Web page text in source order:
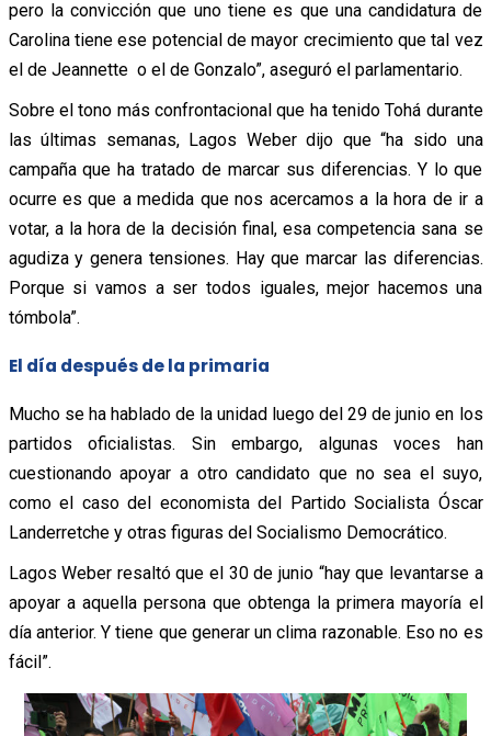
pero la convicción que uno tiene es que una candidatura de
Carolina tiene ese potencial de mayor crecimiento que tal vez
el de Jeannette o el de Gonzalo”, aseguró el parlamentario.
Sobre el tono más confrontacional que ha tenido Tohá durante
las últimas semanas, Lagos Weber dijo que“ha sido una
campaña que ha tratado de marcar sus diferencias. Y lo que
ocurre es que a medida que nos acercamos a la hora de ir a
votar, a la hora de la decisión final, esa competencia sana se
agudiza y genera tensiones. Hay que marcar las diferencias.
Porque si vamos a ser todos iguales, mejor hacemos una
tómbola”.
El día después de la primaria
Mucho se ha hablado de la unidad luego del 29 de junio en los
partidos oficialistas. Sin embargo, algunas voces han
cuestionando apoyar a otro candidato que no sea el suyo,
como el caso del economista del Partido Socialista Óscar
Landerretche y otras figuras del Socialismo Democrático.
Lagos Weber resaltó que el 30 de junio “hay que levantarse a
apoyar a aquella persona que obtenga la primera mayoría el
día anterior. Y tiene que generar un clima razonable. Eso no es
fácil”.